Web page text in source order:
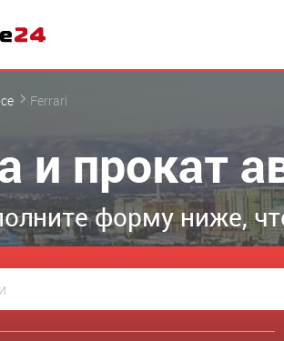
Ferrari
и прокат
форму ниже,